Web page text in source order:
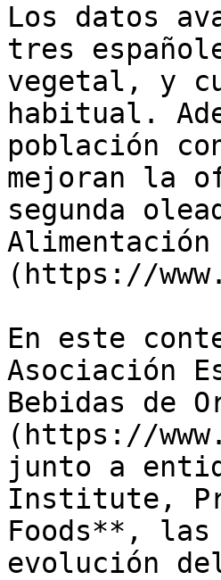
Los datos
tres
vegetal, y
habitual.
población
mejoran la
segunda
(https://
En este
Asociación
Bebidas de
(https://
junto a
Institute,
Foods**, las
evolución